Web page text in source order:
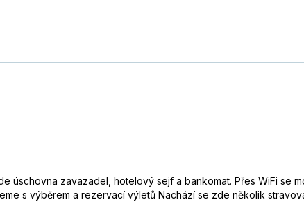
úschovna zavazadel, hotelový sejf a bankomat. Přes WiFi se
s výběrem a rezervací výletů Nachází se zde několik